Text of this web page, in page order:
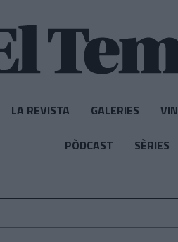
LA REVISTA GALERIES
PÒDCAST SÈRIES